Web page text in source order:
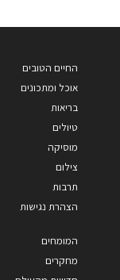
החיים הטובים
אוכל ומתכונים
בריאות
טיולים
מוסיקה
צילום
תרבות
הצהרת נגישות
המומחים
מחקרים